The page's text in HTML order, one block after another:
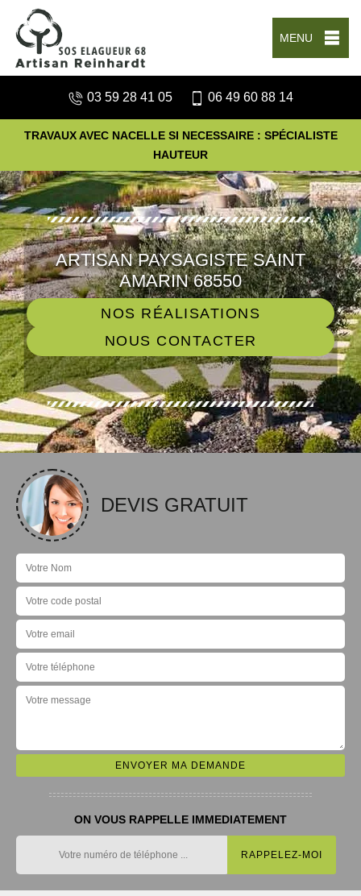
MENU
03 59 28 41 05 06 49 60 88 14
TRAVAUX AVEC NACELLE SI NECESSAIRE : SPÉCIALISTE
HAUTEUR
ARTISAN PAYSAGISTE SAINT
AMARIN 68550
NOS RÉALISATIONS
NOUS CONTACTER
DEVIS GRATUIT
ON VOUS RAPPELLE IMMEDIATEMENT